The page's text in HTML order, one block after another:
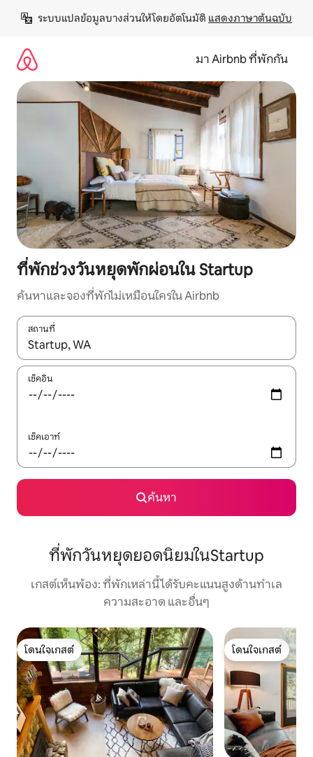
เนื้อหา
ระบบแปลข้อมูลบางส่วนให้โดยอัตโนมัติ แสดงภาษาต้นฉบับ
มา Airbnb ที่พักกัน
ที่พักช่วงวันหยุดพักผ่อนใน Startup
ค้นหาและจองที่พักไม่เหมือนใครใน Airbnb
สถานที่
ใช้ลูกศรขึ้นลง หรือใช้การสัมผัสหรือปัด เพื่อสำรวจผลการค้นหา
เช็คอิน
เช็คเอาท์
ค้นหา
ที่พักวันหยุดยอดนิยมในStartup
เกสต์เห็นพ้อง: ที่พักเหล่านี้ได้รับคะแนนสูงด้านทำเล
ความสะอาด และอื่นๆ
โดนใจเกสต์
โดนใจเกสต์
โดนใจเกสต์
โดนใจเกสต์